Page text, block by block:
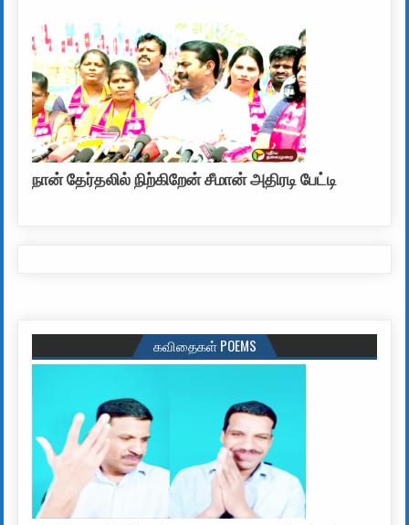
நான் தேர்தலில் நிற்கிறேன் சீமான் அதிரடி பேட்டி
கவிதைகள் POEMS